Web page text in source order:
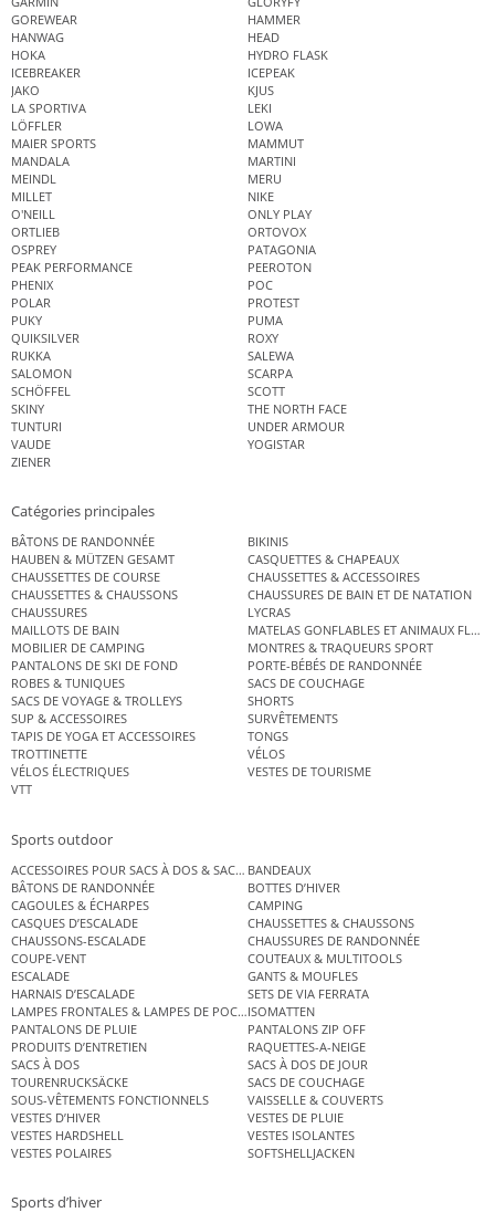
GOREWEAR
HAMMER
HANWAG
HEAD
HOKA
HYDRO FLASK
ICEBREAKER
ICEPEAK
JAKO
KJUS
LA SPORTIVA
LEKI
LÖFFLER
LOWA
MAIER SPORTS
MAMMUT
MANDALA
MARTINI
MEINDL
MERU
MILLET
NIKE
O'NEILL
ONLY PLAY
ORTLIEB
ORTOVOX
OSPREY
PATAGONIA
PEAK PERFORMANCE
PEEROTON
PHENIX
POC
POLAR
PROTEST
PUKY
PUMA
QUIKSILVER
ROXY
RUKKA
SALEWA
SALOMON
SCARPA
SCHÖFFEL
SCOTT
SKINY
THE NORTH FACE
TUNTURI
UNDER ARMOUR
VAUDE
YOGISTAR
ZIENER
Catégories principales
BÂTONS DE RANDONNÉE
BIKINIS
HAUBEN & MÜTZEN GESAMT
CASQUETTES & CHAPEAUX
CHAUSSETTES DE COURSE
CHAUSSETTES & ACCESSOIRES
CHAUSSETTES & CHAUSSONS
CHAUSSURES DE BAIN ET DE NATATION
CHAUSSURES
LYCRAS
MAILLOTS DE BAIN
MATELAS GONFLABLES ET ANIMAUX
MOBILIER DE CAMPING
MONTRES & TRAQUEURS SPORT
PANTALONS DE SKI DE FOND
PORTE-BÉBÉS DE RANDONNÉE
ROBES & TUNIQUES
SACS DE COUCHAGE
SACS DE VOYAGE & TROLLEYS
SHORTS
SUP & ACCESSOIRES
SURVÊTEMENTS
TAPIS DE YOGA ET ACCESSOIRES
TONGS
TROTTINETTE
VÉLOS
VÉLOS ÉLECTRIQUES
VESTES DE TOURISME
VTT
Sports outdoor
ACCESSOIRES POUR SACS À DOS & SACS ÉTANCHES
BANDEAUX
BÂTONS DE RANDONNÉE
BOTTES D’HIVER
CAGOULES & ÉCHARPES
CAMPING
CASQUES D’ESCALADE
CHAUSSETTES & CHAUSSONS
CHAUSSONS-ESCALADE
CHAUSSURES DE RANDONNÉE
COUPE-VENT
COUTEAUX & MULTITOOLS
ESCALADE
GANTS & MOUFLES
HARNAIS D’ESCALADE
SETS DE VIA FERRATA
LAMPES FRONTALES & LAMPES DE POCHEISOMATTEN
PANTALONS DE PLUIE
PANTALONS ZIP OFF
PRODUITS D’ENTRETIEN
RAQUETTES-A-NEIGE
SACS À DOS
SACS À DOS DE JOUR
TOURENRUCKSÄCKE
SACS DE COUCHAGE
SOUS-VÊTEMENTS FONCTIONNELS
VAISSELLE & COUVERTS
VESTES D’HIVER
VESTES DE PLUIE
VESTES HARDSHELL
VESTES ISOLANTES
VESTES POLAIRES
SOFTSHELLJACKEN
Sports d’hiver